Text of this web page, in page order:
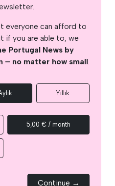
everyone can afford to
if you are able to, we
Portugal News by
– no matter how small.
Yıllık
5,00 € / month
Continue →